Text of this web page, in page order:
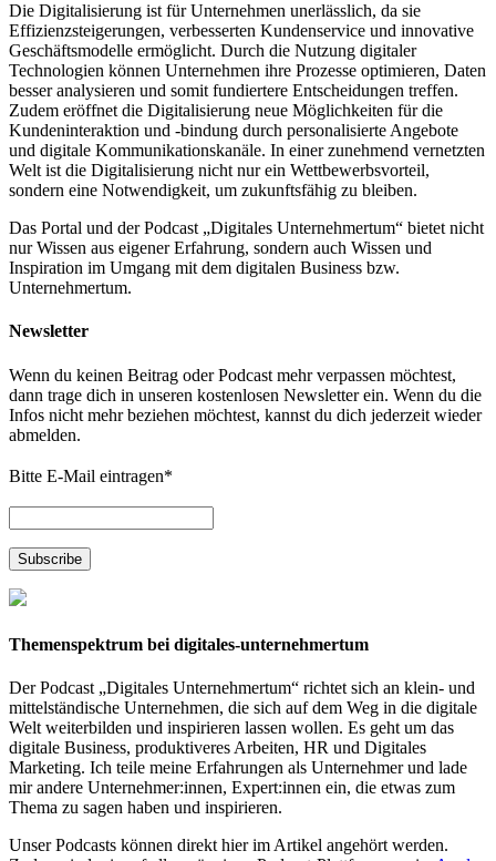
Die Digitalisierung ist für Unternehmen unerlässlich, da sie
Effizienzsteigerungen, verbesserten Kundenservice und innovative
Geschäftsmodelle ermöglicht. Durch die Nutzung digitaler
Technologien können Unternehmen ihre Prozesse optimieren, Daten
besser analysieren und somit fundiertere Entscheidungen treffen.
Zudem eröffnet die Digitalisierung neue Möglichkeiten für die
Kundeninteraktion und -bindung durch personalisierte Angebote
und digitale Kommunikationskanäle. In einer zunehmend vernetzten
Welt ist die Digitalisierung nicht nur ein Wettbewerbsvorteil,
sondern eine Notwendigkeit, um zukunftsfähig zu bleiben.
Das Portal und der Podcast „Digitales Unternehmertum“ bietet nicht
nur Wissen aus eigener Erfahrung, sondern auch Wissen und
Inspiration im Umgang mit dem digitalen Business bzw.
Unternehmertum.
Newsletter
Wenn du keinen Beitrag oder Podcast mehr verpassen möchtest,
dann trage dich in unseren kostenlosen Newsletter ein. Wenn du die
Infos nicht mehr beziehen möchtest, kannst du dich jederzeit wieder
abmelden.
Bitte E-Mail eintragen*
Themenspektrum bei digitales-unternehmertum
Der Podcast „Digitales Unternehmertum“ richtet sich an klein- und
mittelständische Unternehmen, die sich auf dem Weg in die digitale
Welt weiterbilden und inspirieren lassen wollen. Es geht um das
digitale Business, produktiveres Arbeiten, HR und Digitales
Marketing. Ich teile meine Erfahrungen als Unternehmer und lade
mir andere Unternehmer:innen, Expert:innen ein, die etwas zum
Thema zu sagen haben und inspirieren.
Unser Podcasts können direkt hier im Artikel angehört werden.